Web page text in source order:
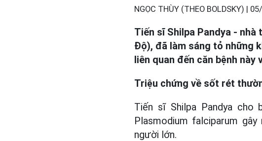
NGỌC THÙY (THEO BOLDSKY) |
Tiến sĩ Shilpa Pandya - nhà
Độ), đã làm sáng tỏ những
liên quan đến căn bệnh
Triệu chứng về sốt rét
Tiến sĩ Shilpa Pandya
Plasmodium falciparum
người lớn.